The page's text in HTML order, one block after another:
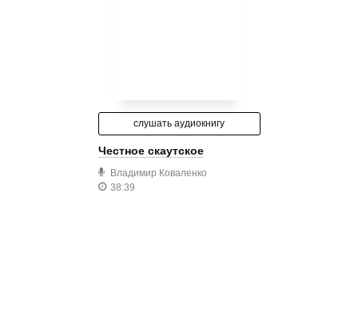
слушать аудиокнигу
Честное скаутское
Владимир Коваленко
38:39